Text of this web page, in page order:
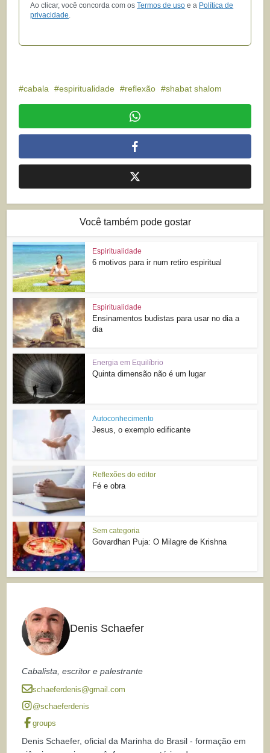
Ao clicar, você concorda com osTermos de uso e a Política de
privacidade
cabala espiritualidade reflexão shabat shalom
Você também pode gostar
Espiritualidade
6 motivos para ir num retiro espiritual
Espiritualidade
Ensinamentos budistas para usar no dia a
dia
Energia em Equilíbrio
Quinta dimensão não é um lugar
Autoconhecimento
Jesus, o exemplo edificante
Reflexões do editor
Fé e obra
Sem categoria
Govardhan Puja: O Milagre de Krishna
Denis Schaefer
Cabalista, escritor e palestrante
schaeferdenis@gmail.com
@schaeferdenis
groups
Denis Schaefer, oficial da Marinha do Brasil - formação em